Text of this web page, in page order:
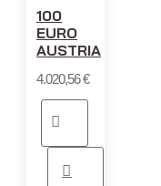
100
EURO
AUSTRIA
4.020,56 €